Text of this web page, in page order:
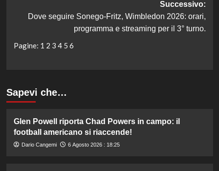
Successivo:
Dove seguire Sonego-Fritz, Wimbledon 2026: orari,
programma e streaming per il 3° turno.
Pagine: 1 2 3 4 5 6
Sapevi che…
Glen Powell riporta Chad Powers in campo: il
football americano si riaccende!
Dario Cangemi 6 Agosto 2026 : 18:25